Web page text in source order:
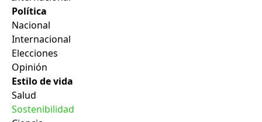
Política
Nacional
Internacional
Elecciones
Opinión
Estilo de vida
Salud
Sostenibilidad